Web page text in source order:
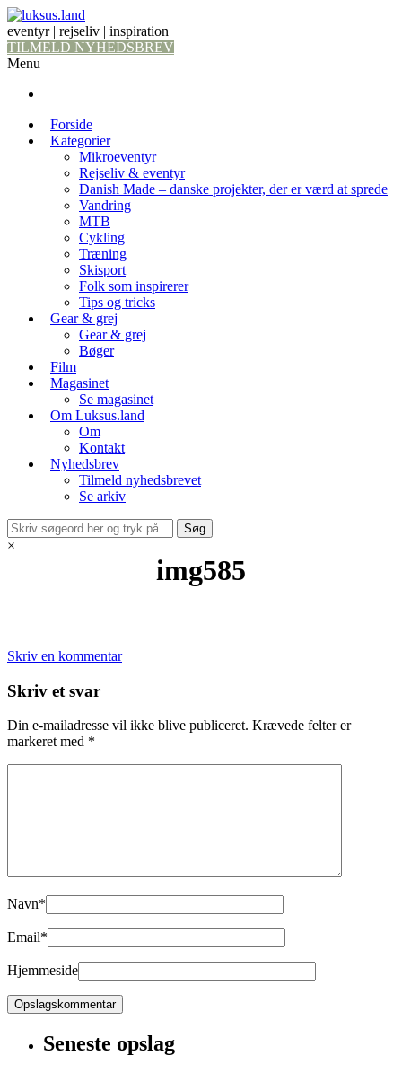
eventyr | rejseliv | inspiration
TILMELD NYHEDSBREV
Menu
Forside
Kategorier
Mikroeventyr
Rejseliv & eventyr
Danish Made – danske projekter, der er værd at sprede
Vandring
MTB
Cykling
Træning
Skisport
Folk som inspirerer
Tips og tricks
Gear & grej
Gear & grej
Bøger
Film
Magasinet
Se magasinet
Om Luksus.land
Om
Kontakt
Nyhedsbrev
Tilmeld nyhedsbrevet
Se arkiv
×
img585
Skriv en kommentar
Skriv et svar
Din e-mailadresse vil ikke blive publiceret. Krævede felter er
markeret med *
Navn*
Email*
Hjemmeside
Seneste opslag